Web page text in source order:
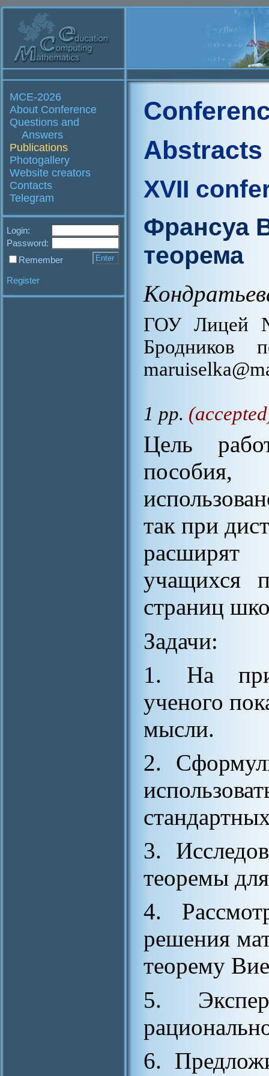
MCE-2026
About Conference
Questions and
Answers
Publications
Photogallery
Website creators
Contacts
Telegram
Login:
Password:
Remember
Register
Abstracts
XVII
Франсуа
теорема
ГОУ Лицей
1 pp.
Цель
так при
учащихся
страниц
Задачи:
1. На
ученого
мысли.
2.
3.
теоремы
4.
решения
теорему
5.
6.